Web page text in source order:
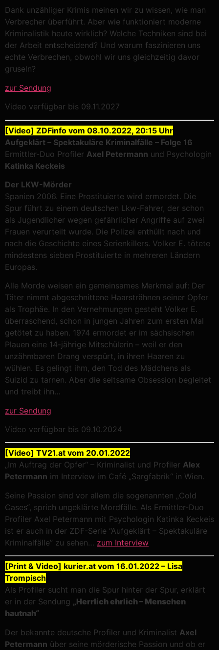
Dank unzähliger Krimis meinen wir zu wissen, wie man
Verbrecher überführt. Aber wie funktioniert moderne
Kriminalistik heute wirklich? Welche Techniken sind bei
der Arbeit entscheidend? Und warum faszinieren uns
echte Verbrechen, obwohl wir uns gleichzeitig davor
gruseln?
zur Sendung
Video verfügbar bis 09.11.2027
[Video] ZDFinfo vom 08.10.2022, 20:15 Uhr
Aufgeklärt – Spektakuläre Kriminalfälle – Folge 16
Ermittler-Duo Profiler Axel Petermann und Psychologin
Katinka Keckeis
Der LKW-Mörder
Spanien 2006. Eine Prostituierte wird ermordet. Die
Spur führt zu einem deutschen Lkw-Fahrer, der schon
als Jugendlicher wegen gefährlicher Angriffe auf zwei
Frauen verurteilt wurde. Die Polizei enthüllt nach und
nach die Geschichte eines Serienkillers. Volker E. tötete
mindestens sieben Prostituierte in mehreren Ländern
Europas.
Alle Morde weisen ein gemeinsames Merkmal auf: Der
Täter nimmt abgeschnittene Haarsträhnen seiner Opfer
als Trophäe. In den Vernehmungen gesteht Volker E.
überraschend, schon in jungen Jahren zum ersten Mal
getötet zu haben. 1974 ermordet er im sächsischen
Plauen eine 14-jährige Mitschülerin – weil er den
unzähmbaren Drang verspürt, in ihren Haaren zu
wühlen. Es gelingt ihm, den Tod des Mädchens als
Suizid zu tarnen. Aber die seltsame Obsession begleitet
und treibt ihn…
zur Sendung
Video verfügbar bis 09.10.2024
[Video] TV21.at vom 20.01.2022
„Im Auftrag der Opfer“ – Kriminalist und Profiler Alex
Petermann im Interview im Café „Sargfabrik“ in Wien.
Seine Passion sind vor allem die sogenannten „Cold
Cases“, sprich ungeklärte Mordfälle. Als Ermittler-Duo
Profiler Axel Petermann mit Psychologin Katinka Keckeis
ist er auch in der ZDF-Serie “Aufgeklärt – Spektakuläre
Kriminalfälle” zu sehen… zum Interview
[Print & Video] kurier.at vom 16.01.2022 – Lisa
Trompisch
Als Profiler sucht man die Spur hinter der Spur, erklärt
er in der Sendung „Herrlich ehrlich – Menschen
hautnah“
Der bekannte deutsche Profiler und Kriminalist Axel
Petermann über seine mörderische Passion und ob er